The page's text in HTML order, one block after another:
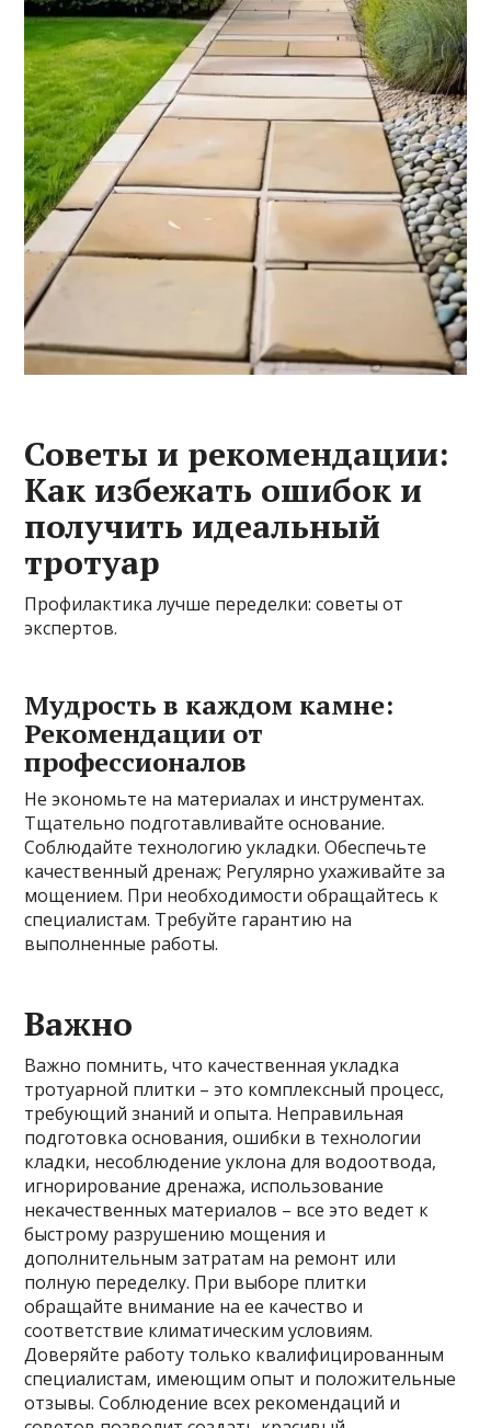
Советы и рекомендации:
Как избежать ошибок и
получить идеальный
тротуар
Профилактика лучше переделки: советы от
экспертов.
Мудрость в каждом камне:
Рекомендации от
профессионалов
Не экономьте на материалах и инструментах.
Тщательно подготавливайте основание.
Соблюдайте технологию укладки. Обеспечьте
качественный дренаж; Регулярно ухаживайте за
мощением. При необходимости обращайтесь к
специалистам. Требуйте гарантию на
выполненные работы.
Важно
Важно помнить, что качественная укладка
тротуарной плитки – это комплексный процесс,
требующий знаний и опыта. Неправильная
подготовка основания, ошибки в технологии
кладки, несоблюдение уклона для водоотвода,
игнорирование дренажа, использование
некачественных материалов – все это ведет к
быстрому разрушению мощения и
дополнительным затратам на ремонт или
полную переделку. При выборе плитки
обращайте внимание на ее качество и
соответствие климатическим условиям.
Доверяйте работу только квалифицированным
специалистам, имеющим опыт и положительные
отзывы. Соблюдение всех рекомендаций и